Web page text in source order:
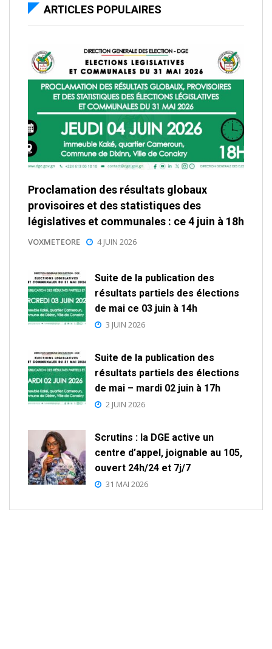
ARTICLES POPULAIRES
Proclamation des résultats globaux
provisoires et des statistiques des
législatives et communales : ce 4 juin à 18h
VOXMETEORE 4 JUIN 2026
Suite de la publication des
résultats partiels des élections
de mai ce 03 juin à 14h
3 JUIN 2026
Suite de la publication des
résultats partiels des élections
de mai – mardi 02 juin à 17h
2 JUIN 2026
Scrutins : la DGE active un
centre d’appel, joignable au 105,
ouvert 24h/24 et 7j/7
31 MAI 2026